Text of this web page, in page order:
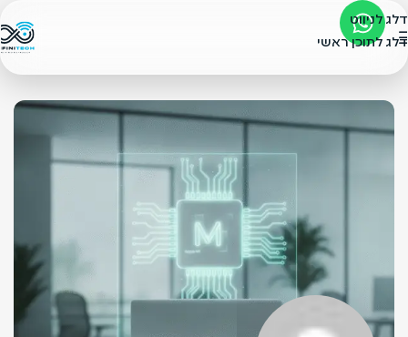
דלג לניווט
דלג לתוכן ראשי